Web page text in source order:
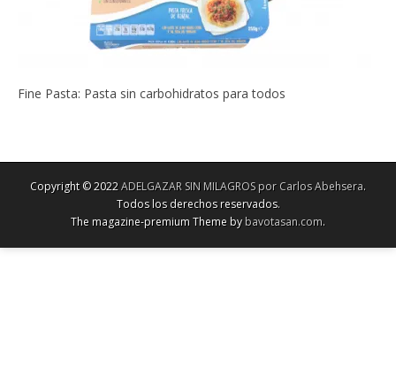
Fine Pasta: Pasta sin carbohidratos para todos
Copyright © 2022ADELGAZAR SIN MILAGROS por Carlos Abehsera.
Todos los derechos reservados.
The magazine-premium Theme bybavotasan.com.